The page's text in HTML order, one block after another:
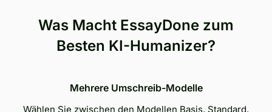
Was Macht EssayDone zum
Besten KI-Humanizer?
Mehrere Umschreib-Modelle
Wählen Sie zwischen den Modellen Basis, Standard,